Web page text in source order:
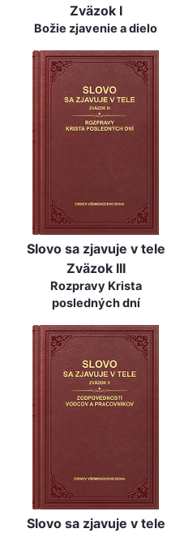
Zväzok I
Božie zjavenie a dielo
Slovo sa zjavuje v tele
Zväzok III
Rozpravy Krista
posledných dní
Slovo sa zjavuje v tele